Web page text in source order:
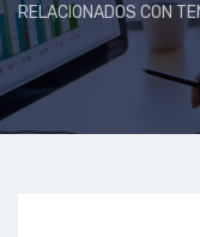
RELACIONADOS CON